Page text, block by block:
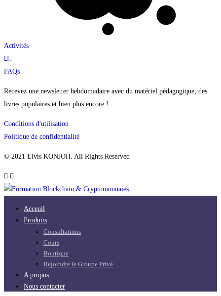
Activités
FAQs
Recevez une newsletter hebdomadaire avec du matériel pédagogique, des
livres populaires et bien plus encore !
Conditions d'utilisation
Politique de confidentialité
© 2021 Elvis KONJOH. All Rights Reserved
Acceuil
Produits
Consultations
Cours
Boutique
Rejoindre le Groupe Privé
A propos
Nous contacter